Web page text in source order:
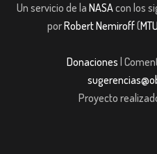
Un servicio de la NASAcon los
porRobert Nemiroff(MTU
Donaciones |
Proyecto